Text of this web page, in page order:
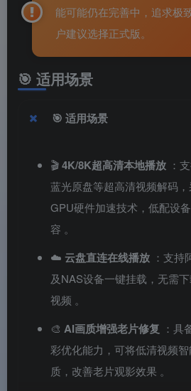
能可能仍在完善中，追求极
户建议选择正式版。
🎯 适用场景
🎯 适用场景
🎬4K/8K超高清本地播放 ：
蓝光原盘等超高清视频解码
GPU硬件加速技术，低配设
容 。
☁️ 云盘直连在线播放 ：支持
及NAS设备一键挂载，无需
视频 。
🎨 AI画质增强老片修复 ：具
彩优化能力，可将低清视频
质，改善老片观影效果 。